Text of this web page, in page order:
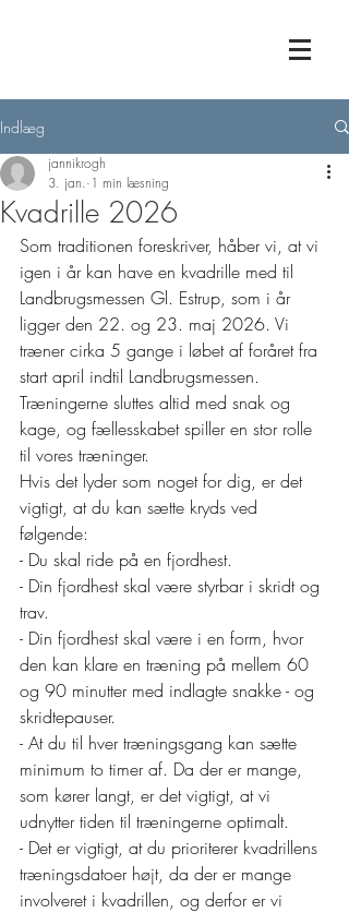
Indlæg
Kvadrille 2026
jannikrogh
3. jan. 1 min læsning
Som traditionen foreskriver, håber vi, at vi
igen i år kan have en kvadrille med til
Landbrugsmessen Gl. Estrup, som i år
ligger den 22. og 23. maj 2026. Vi
træner cirka 5 gange i løbet af foråret fra
start april indtil Landbrugsmessen.
Træningerne sluttes altid med snak og
kage, og fællesskabet spiller en stor rolle
til vores træninger.
Hvis det lyder som noget for dig, er det
vigtigt, at du kan sætte kryds ved
følgende:
- Du skal ride på en fjordhest.
- Din fjordhest skal være styrbar i skridt og
trav.
- Din fjordhest skal være i en form, hvor
den kan klare en træning på mellem 60
og 90 minutter med indlagte snakke - og
skridtepauser.
- At du til hver træningsgang kan sætte
minimum to timer af. Da der er mange,
som kører langt, er det vigtigt, at vi
udnytter tiden til træningerne optimalt.
- Det er vigtigt, at du prioriterer kvadrillens
træningsdatoer højt, da der er mange
involveret i kvadrillen, og derfor er vi